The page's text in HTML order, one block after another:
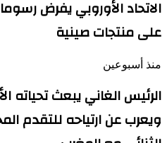
الاتحاد الأوروبي يفرض
على منتجات صينية
منذ أسبوعين
الرئيس الغاني يبعث تحياته
ويعرب عن ارتياحه للتقدم